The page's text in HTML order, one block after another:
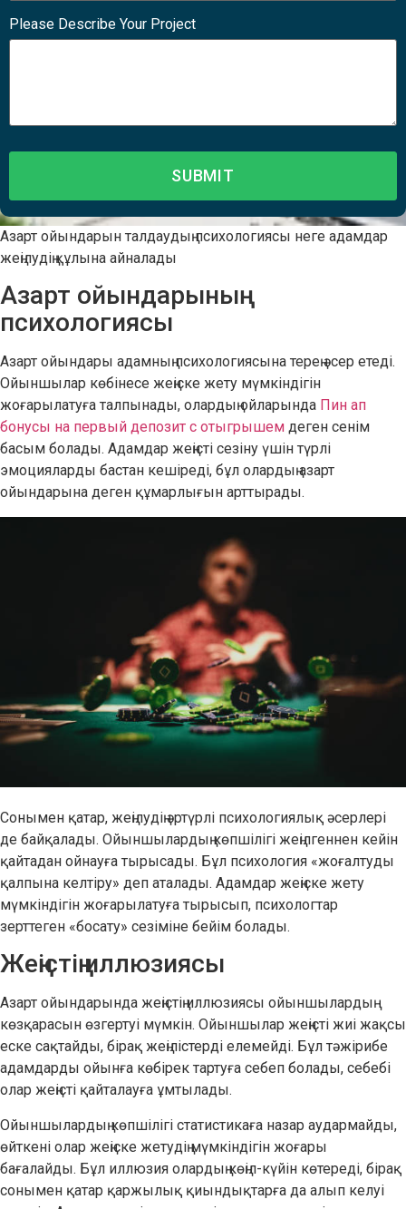
Please Describe Your Project
Азарт ойындарын талдаудың психологиясы неге адамдар
жеңілудің құлына айналады
Азарт ойындарының
психологиясы
Азарт ойындары адамның психологиясына терең әсер етеді.
Ойыншылар көбінесе жеңіске жету мүмкіндігін
жоғарылатуға талпынады, олардың ойларында Пин ап
бонусы на первый депозит с отыгрышем деген сенім
басым болады. Адамдар жеңісті сезіну үшін түрлі
эмоцияларды бастан кешіреді, бұл олардың азарт
ойындарына деген құмарлығын арттырады.
Сонымен қатар, жеңілудің әртүрлі психологиялық әсерлері
де байқалады. Ойыншылардың көпшілігі жеңілгеннен кейін
қайтадан ойнауға тырысады. Бұл психология «жоғалтуды
қалпына келтіру» деп аталады. Адамдар жеңіске жету
мүмкіндігін жоғарылатуға тырысып, психологтар
зерттеген «босату» сезіміне бейім болады.
Жеңістің иллюзиясы
Азарт ойындарында жеңістің иллюзиясы ойыншылардың
көзқарасын өзгертуі мүмкін. Ойыншылар жеңісті жиі жақсы
еске сақтайды, бірақ жеңілістерді елемейді. Бұл тәжірибе
адамдарды ойынға көбірек тартуға себеп болады, себебі
олар жеңісті қайталауға ұмтылады.
Ойыншылардың көпшілігі статистикаға назар аудармайды,
өйткені олар жеңіске жетудің мүмкіндігін жоғары
бағалайды. Бұл иллюзия олардың көңіл-күйін көтереді, бірақ
сонымен қатар қаржылық қиындықтарға да алып келуі